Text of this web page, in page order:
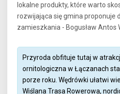
lokalne produkty, które warto
rozwijająca się gmina proponuje
zamieszkania - Bogusław Antos
Przyroda obfituje tutaj w
ornitologiczna w Łączanach
porze roku. Wędrówki ułatwi
Wiślana Trasa Rowerowa,